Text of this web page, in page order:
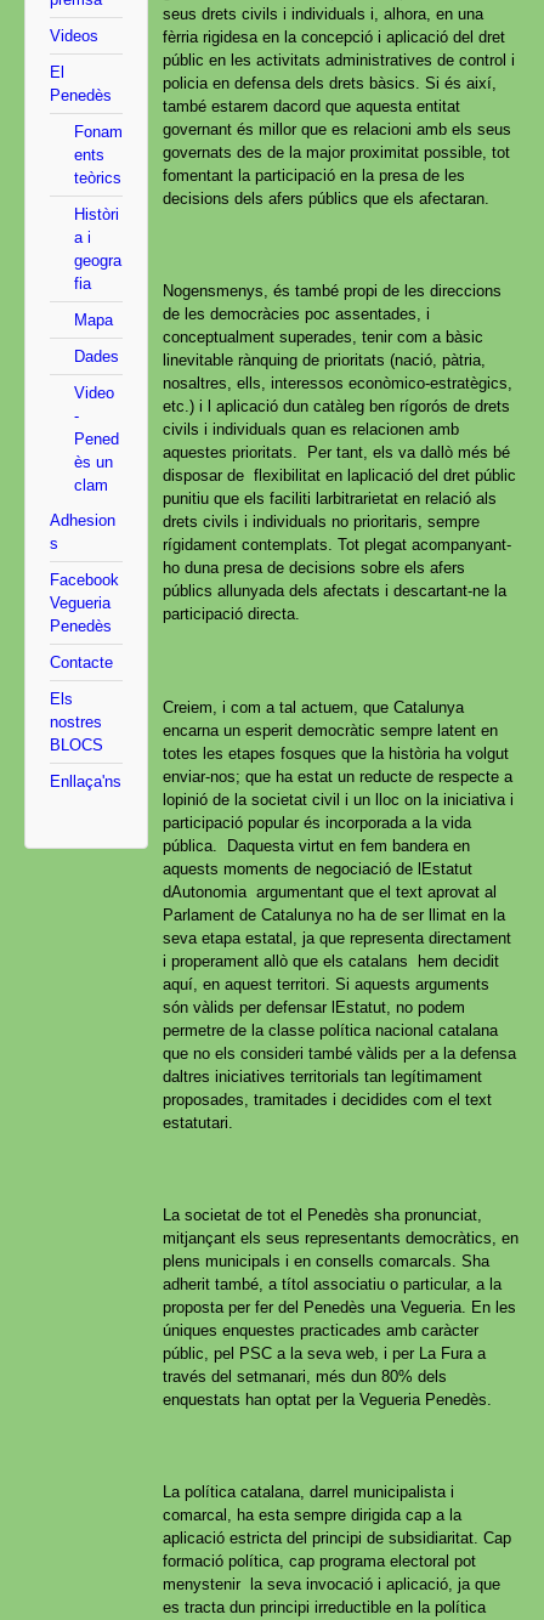
Videos
El
Penedès
Fonam
ents
teòrics
Històri
a i
geogra
fia
Mapa
Dades
Video
-
Pened
ès un
clam
Adhesion
s
Facebook
Vegueria
Penedès
Contacte
Els
nostres
BLOCS
Enllaça'ns
seus drets civils i individuals i, alhora, en una
fèrria rigidesa en la concepció i aplicació del dret
públic en les activitats administratives de control i
policia en defensa dels drets bàsics. Si és així,
també estarem dacord que aquesta entitat
governant és millor que es relacioni amb els seus
governats des de la major proximitat possible, tot
fomentant la participació en la presa de les
decisions dels afers públics que els afectaran.
Nogensmenys, és també propi de les direccions
de les democràcies poc assentades, i
conceptualment superades, tenir com a bàsic
linevitable rànquing de prioritats (nació, pàtria,
nosaltres, ells, interessos econòmico-estratègics,
etc.) i l aplicació dun catàleg ben rígorós de drets
civils i individuals quan es relacionen amb
aquestes prioritats. Per tant, els va dallò més bé
disposar de flexibilitat en laplicació del dret públic
punitiu que els faciliti larbitrarietat en relació als
drets civils i individuals no prioritaris, sempre
rígidament contemplats. Tot plegat acompanyant-
ho duna presa de decisions sobre els afers
públics allunyada dels afectats i descartant-ne la
participació directa.
Creiem, i com a tal actuem, que Catalunya
encarna un esperit democràtic sempre latent en
totes les etapes fosques que la història ha volgut
enviar-nos; que ha estat un reducte de respecte a
lopinió de la societat civil i un lloc on la iniciativa i
participació popular és incorporada a la vida
pública. Daquesta virtut en fem bandera en
aquests moments de negociació de lEstatut
dAutonomia argumentant que el text aprovat al
Parlament de Catalunya no ha de ser llimat en la
seva etapa estatal, ja que representa directament
i properament allò que els catalans hem decidit
aquí, en aquest territori. Si aquests arguments
són vàlids per defensar lEstatut, no podem
permetre de la classe política nacional catalana
que no els consideri també vàlids per a la defensa
daltres iniciatives territorials tan legítimament
proposades, tramitades i decidides com el text
estatutari.
La societat de tot el Penedès sha pronunciat,
mitjançant els seus representants democràtics, en
plens municipals i en consells comarcals. Sha
adherit també, a títol associatiu o particular, a la
proposta per fer del Penedès una Vegueria. En les
úniques enquestes practicades amb caràcter
públic, pel PSC a la seva web, i per La Fura a
través del setmanari, més dun 80% dels
enquestats han optat per la Vegueria Penedès.
La política catalana, darrel municipalista i
comarcal, ha esta sempre dirigida cap a la
aplicació estricta del principi de subsidiaritat. Cap
formació política, cap programa electoral pot
menystenir la seva invocació i aplicació, ja que
es tracta dun principi irreductible en la política